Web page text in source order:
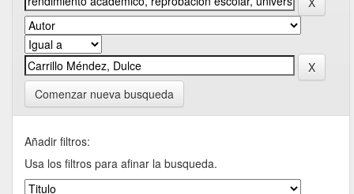
Comenzar nueva busqueda
Añadir filtros:
Usa los filtros para afinar la busqueda.